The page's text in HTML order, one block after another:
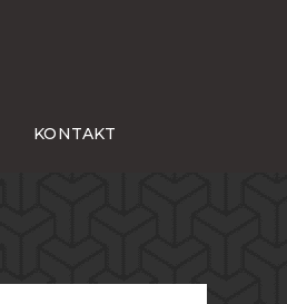
KONTAKT